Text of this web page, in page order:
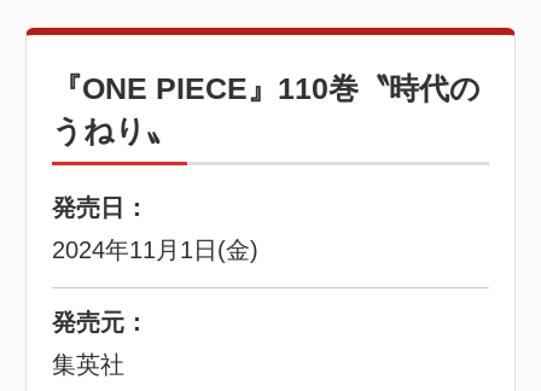
『ONE PIECE』110巻〝時代の
うねり〟
発売日：
2024年11月1日(金)
発売元：
集英社